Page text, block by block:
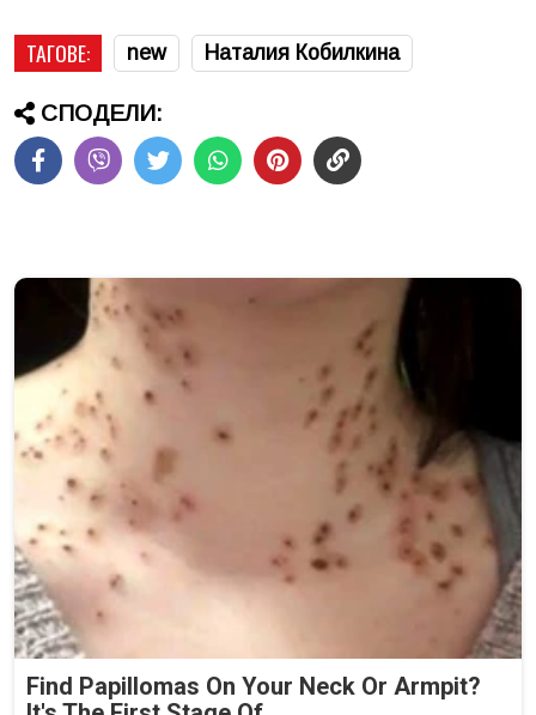
ТАГОВЕ: new Наталия Кобилкина
СПОДЕЛИ:
Find Papillomas On Your Neck Or Armpit?